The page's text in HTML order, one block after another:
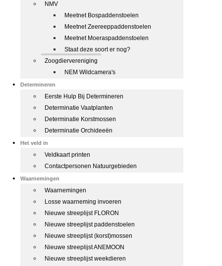
NMV
Meetnet Bospaddenstoelen
Meetnet Zeereeppaddenstoelen
Meetnet Moeraspaddenstoelen
Staat deze soort er nog?
Zoogdiervereniging
NEM Wildcamera's
Determineren
Eerste Hulp Bij Determineren
Determinatie Vaatplanten
Determinatie Korstmossen
Determinatie Orchideeën
Het veld in
Veldkaart printen
Contactpersonen Natuurgebieden
Waarnemingen
Waarnemingen
Losse waarneming invoeren
Nieuwe streeplijst FLORON
Nieuwe streeplijst paddenstoelen
Nieuwe streeplijst (korst)mossen
Nieuwe streeplijst ANEMOON
Nieuwe streeplijst weekdieren